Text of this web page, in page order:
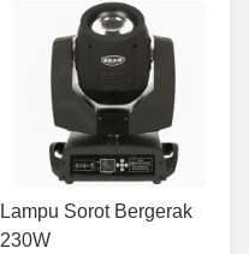
Lampu Sorot Bergerak
230W